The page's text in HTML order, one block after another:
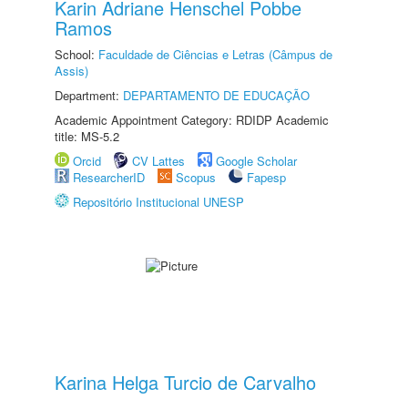
Karin Adriane Henschel Pobbe
Ramos
School: Faculdade de Ciências e Letras (Câmpus de
Assis)
Department: DEPARTAMENTO DE EDUCAÇÃO
Academic Appointment Category: RDIDP Academic
title: MS-5.2
Orcid
CV Lattes
Google Scholar
ResearcherID
Scopus
Fapesp
Repositório Institucional UNESP
Karina Helga Turcio de Carvalho